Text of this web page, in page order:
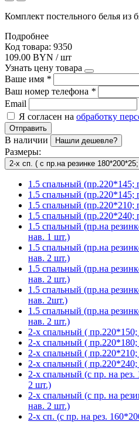
Комплект постельного белья из
Подробнее
Код товара: 9350
109.00 BYN / шт
Узнать цену товара
Ваше имя *
Ваш номер телефона *
Email
Я согласен на обработку
Отправить
В наличии Нашли дешевле?
Размеры:
2-х сп. ( с пр.на резинке
1.5 спальный (пр.220*145;
1.5 спальный (пр.220*145;
1.5 спальный (пр.220*210;
1.5 спальный (пр.220*240;
1.5 спальный (пр.на
нав. 1 шт.)
1.5 спальный (пр.на
нав. 2 шт.)
1.5 спальный (пр.на
нав. 2 шт.)
1.5 спальный (пр.на
нав. 2шт.)
1.5 спальный (пр.на
нав. 2 шт.)
2-х спальный (
2-х спальный (
2-х спальный (
2-х спальный (
2-х спальный (с пр. на
2 шт.)
2-х спальный (с пр. на
нав. 2 шт.)
2-х сп. (с пр. на рез.